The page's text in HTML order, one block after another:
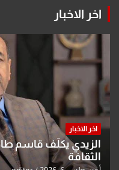
اخر الاخبار
اخر الاخبار
الزيدي يكلّف قاسم
الثقافة